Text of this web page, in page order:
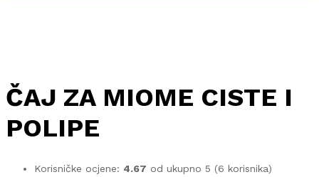
ČAJ ZA MIOME CISTE I
POLIPE
Korisničke ocjene: 4.67 od ukupno 5 (6 korisnika)